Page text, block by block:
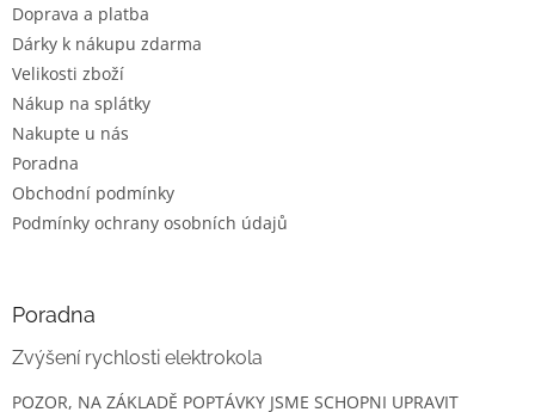
Doprava a platba
Dárky k nákupu zdarma
Velikosti zboží
Nákup na splátky
Nakupte u nás
Poradna
Obchodní podmínky
Podmínky ochrany osobních údajů
Poradna
Zvýšení rychlosti elektrokola
POZOR, NA ZÁKLADĚ POPTÁVKY JSME SCHOPNI UPRAVIT